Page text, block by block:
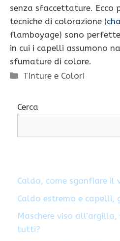
senza sfaccettature. Ecco
tecniche di colorazione (
flamboyage) sono
in cui i capelli assumono
sfumature di colore.
Categorie
Tinture e Colori
Cerca
Caldo, come sgonfiare il
Caldo estremo e
Maschere viso
tutti?